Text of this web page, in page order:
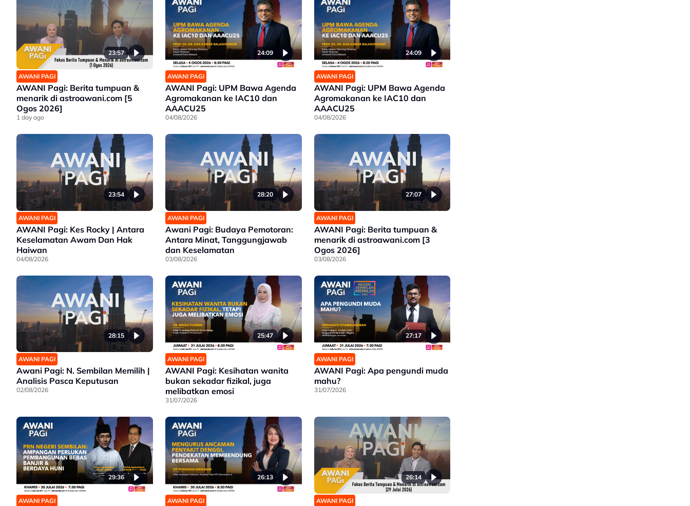
23:57
AWANI PAGI
AWANI Pagi: Berita tumpuan &
menarik di astroawani.com [5
Ogos 2026]
1 day ago
24:09
AWANI PAGI
AWANI Pagi: UPM Bawa Agenda
Agromakanan ke IAC10 dan
AAACU25
04/08/2026
24:09
AWANI PAGI
AWANI Pagi: UPM Bawa Agenda
Agromakanan ke IAC10 dan
AAACU25
04/08/2026
23:54
AWANI PAGI
AWANI Pagi: Kes Rocky | Antara
Keselamatan Awam Dan Hak
Haiwan
04/08/2026
28:20
AWANI PAGI
Awani Pagi: Budaya Pemotoran:
Antara Minat, Tanggungjawab
dan Keselamatan
03/08/2026
27:07
AWANI PAGI
AWANI Pagi: Berita tumpuan &
menarik di astroawani.com [3
Ogos 2026]
03/08/2026
28:15
AWANI PAGI
Awani Pagi: N. Sembilan Memilih |
Analisis Pasca Keputusan
02/08/2026
25:47
AWANI PAGI
AWANI Pagi: Kesihatan wanita
bukan sekadar fizikal, juga
melibatkan emosi
31/07/2026
27:17
AWANI PAGI
AWANI Pagi: Apa pengundi muda
mahu?
31/07/2026
29:36
AWANI PAGI
26:13
AWANI PAGI
26:14
AWANI PAGI